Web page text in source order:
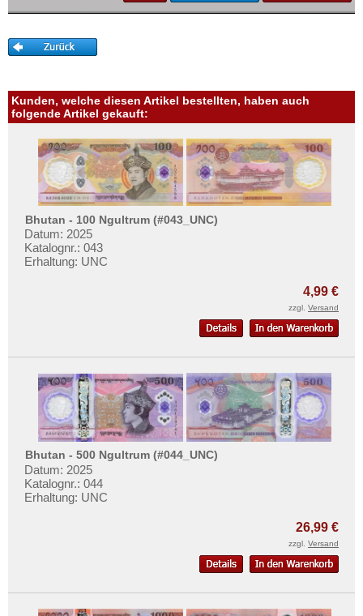
Kunden, welche diesen Artikel bestellten, haben auch
folgende Artikel gekauft:
Bhutan - 100 Ngultrum (#043_UNC)
Datum: 2025
Katalognr.: 043
Erhaltung: UNC
4,99 €
zzgl. Versand
Bhutan - 500 Ngultrum (#044_UNC)
Datum: 2025
Katalognr.: 044
Erhaltung: UNC
26,99 €
zzgl. Versand